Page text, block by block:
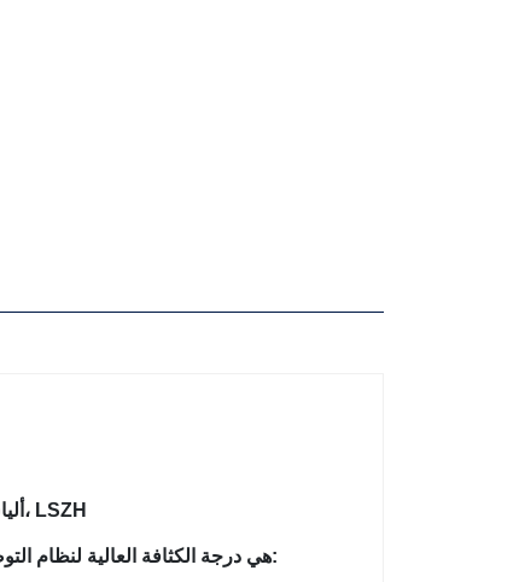
MPO/MTP إلى LC/SC/ST/FC، 9/125 ألياف أحادية الوضع، 0.9 مم، 0.35 ديسيبل، LSZH
MPO هي درجة الكثافة العالية لنظام التوصيل المسبق للألياف الضوئية، والذي يستخدم بشكل عام في ثلاث مناطق: